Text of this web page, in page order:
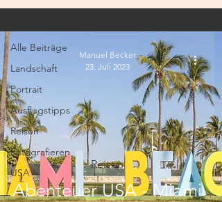
Alle Beiträge
Landschaft
Portrait
Ausflugstipps
Reisen
Fotografieren
USA
Abenteuer USA - Miami
Reisen
Manuel Becker
23. Juli 2023